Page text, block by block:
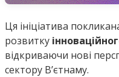
Ця ініціатива
розвитку
відкриваючи нові
сектору В’єтнаму.